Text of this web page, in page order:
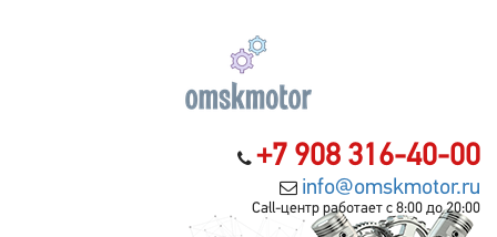
+7 908 316-40-00
info@omskmotor.ru
Call-центр работает с 8:00 до 20:00